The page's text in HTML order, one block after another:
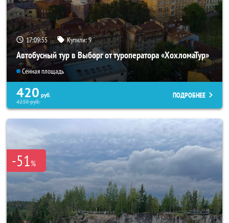
17:09:53 Купили:9
Автобусный тур в Выборг от туроператора «ХохломаТур»
Сенная площадь
420 руб.
4230руб.
ПОДРОБНЕЕ
-51%